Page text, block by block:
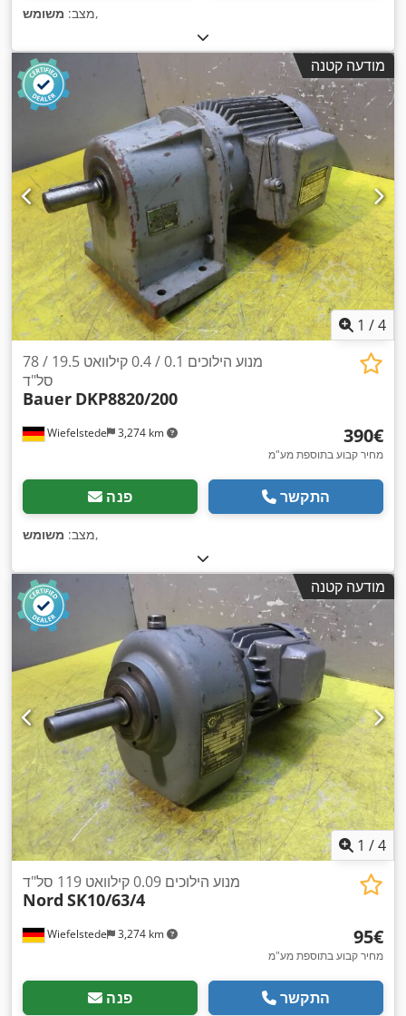
מצב: משומש ,
מודעה קטנה
1 /4
Wiefelstede 3,274 km
מנוע הילוכים 0.1 / 0.4 קילוואט 19.5 / 78
סל"ד
Bauer DKP8820/200
‏390 ‏€
מחיר קבוע בתוספת מע"מ
פנה התקשר
מצב: משומש ,
מודעה קטנה
1 /4
Wiefelstede 3,274 km
מנוע הילוכים 0.09 קילוואט 119 סל"ד
Nord SK10/63/4
‏95 ‏€
מחיר קבוע בתוספת מע"מ
פנה התקשר